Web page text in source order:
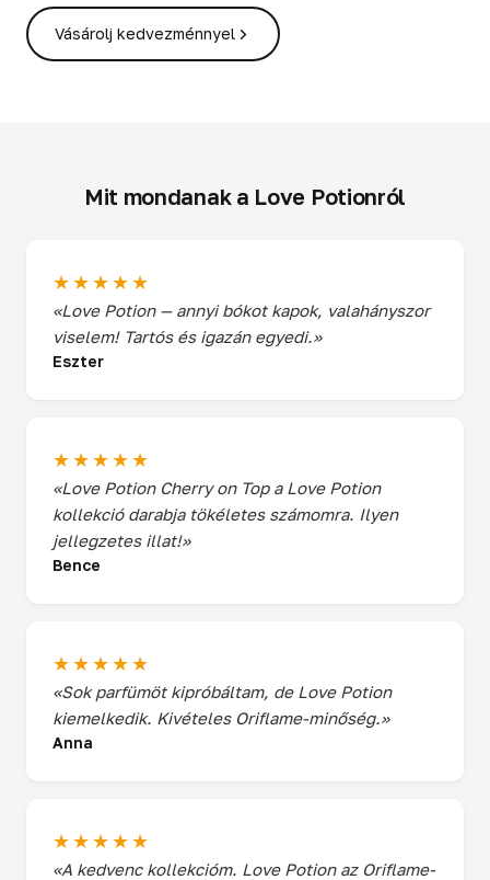
Vásárolj kedvezménnyel
Mit mondanak a Love Potionról
★★★★★
«Love Potion — annyi bókot kapok, valahányszor
viselem! Tartós és igazán egyedi.»
Eszter
★★★★★
«Love Potion Cherry on Top a Love Potion
kollekció darabja tökéletes számomra. Ilyen
jellegzetes illat!»
Bence
★★★★★
«Sok parfümöt kipróbáltam, de Love Potion
kiemelkedik. Kivételes Oriflame-minőség.»
Anna
★★★★★
«A kedvenc kollekcióm. Love Potion az Oriflame-